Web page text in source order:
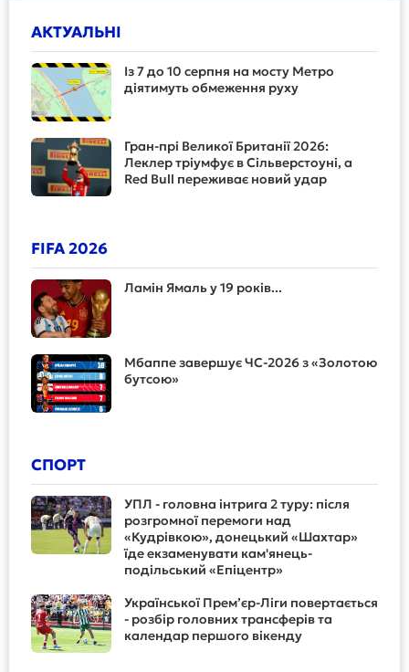
АКТУАЛЬНІ
Із 7 до 10 серпня на мосту Метро
діятимуть обмеження руху
Гран-прі Великої Британії 2026:
Леклер тріумфує в Сільверстоуні, а
Red Bull переживає новий удар
FIFA 2026
Ламін Ямаль у 19 років...
Мбаппе завершує ЧС-2026 з «Золотою
бутсою»
СПОРТ
УПЛ - головна інтрига 2 туру: після
розгромної перемоги над
«Кудрівкою», донецький «Шахтар»
їде екзаменувати кам'янець-
подільський «Епіцентр»
Української Прем’єр-Ліги повертається
- розбір головних трансферів та
календар першого вікенду